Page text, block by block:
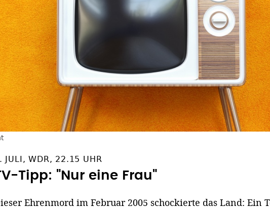
JULI, WDR, 22.15 UHR
Tipp: "Nur eine Frau"
Ehrenmord im Februar 2005 schockierte das Land: Ein